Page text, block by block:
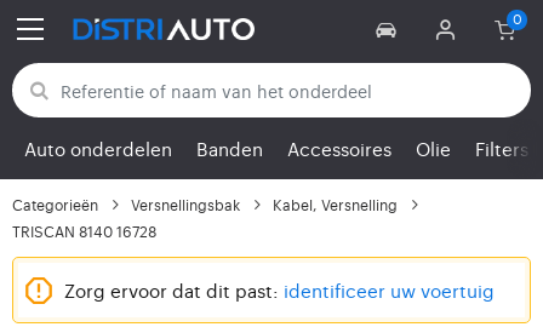
Terug naar categorieën
Auto onderdelen Banden Accessoires Olie Filters
Categorieën Versnellingsbak
Kabel, Versnelling
TRISCAN 8140 16728
Zorg ervoor dat dit past: identificeer uw voertuig